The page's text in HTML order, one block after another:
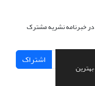
در خبرنامه نشریه مشترک
اشتراک